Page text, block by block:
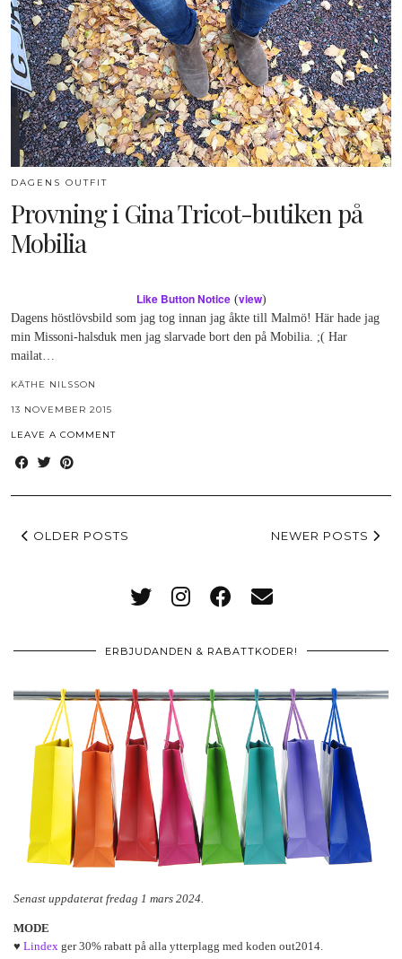
DAGENS OUTFIT
Provning i Gina Tricot-butiken på
Mobilia
Like Button Notice(view)
Dagens höstlövsbild som jag tog innan jag åkte till Malmö! Här hade jag
min Missoni-halsduk men jag slarvade bort den på Mobilia. ;( Har
mailat…
KÄTHE NILSSON
13 NOVEMBER 2015
LEAVE A COMMENT
OLDER POSTS NEWER POSTS
ERBJUDANDEN & RABATTKODER!
Senast uppdaterat fredag 1 mars 2024.
MODE
♥ Lindex ger 30% rabatt på alla ytterplagg med koden out2014.